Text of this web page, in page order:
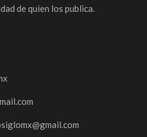
de quien los publica.